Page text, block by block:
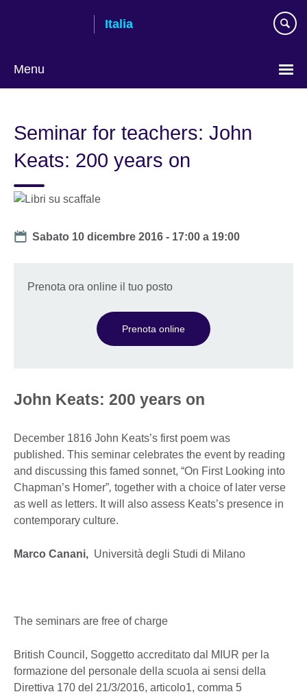
Italia
Menu
Seminar for teachers: John
Keats: 200 years on
Date
Sabato 10 dicembre 2016 - 17:00 a 19:00
Prenota ora online il tuo posto
Prenota online
John Keats: 200 years on
December 1816 John Keats’s first poem was
published. This seminar celebrates the event by reading
and discussing this famed sonnet, “On First Looking into
Chapman’s Homer”, together with a choice of later verse
as well as letters. It will also assess Keats’s presence in
contemporary culture.
Marco Canani, Università degli Studi di Milano
The seminars are free of charge
British Council, Soggetto accreditato dal MIUR per la
formazione del personale della scuola ai sensi della
Direttiva 170 del 21/3/2016, articolo1, comma 5